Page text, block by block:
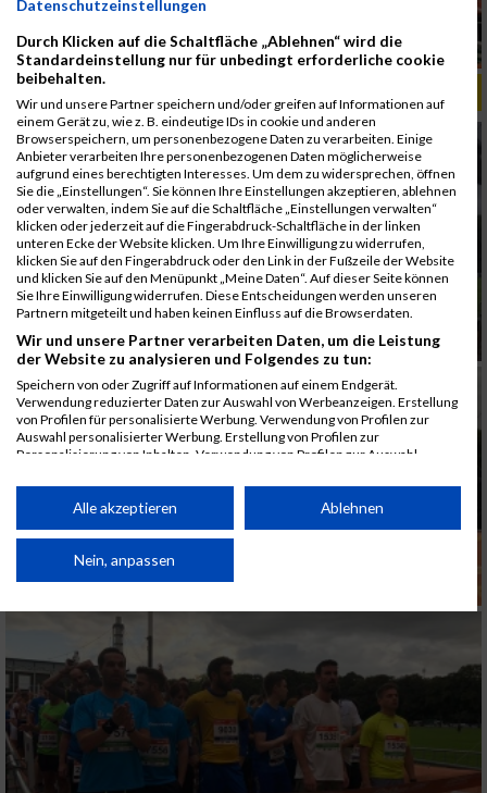
Datenschutzeinstellungen
Durch Klicken auf die Schaltfläche „Ablehnen“ wird die
Standardeinstellung nur für unbedingt erforderliche cookie
beibehalten.
Wir und unsere Partner speichern und/oder greifen auf Informationen auf
einem Gerät zu, wie z. B. eindeutige IDs in cookie und anderen
Browserspeichern, um personenbezogene Daten zu verarbeiten. Einige
Anbieter verarbeiten Ihre personenbezogenen Daten möglicherweise
aufgrund eines berechtigten Interesses. Um dem zu widersprechen, öffnen
Sie die „Einstellungen“. Sie können Ihre Einstellungen akzeptieren, ablehnen
oder verwalten, indem Sie auf die Schaltfläche „Einstellungen verwalten“
klicken oder jederzeit auf die Fingerabdruck-Schaltfläche in der linken
unteren Ecke der Website klicken. Um Ihre Einwilligung zu widerrufen,
klicken Sie auf den Fingerabdruck oder den Link in der Fußzeile der Website
und klicken Sie auf den Menüpunkt „Meine Daten“. Auf dieser Seite können
Sie Ihre Einwilligung widerrufen. Diese Entscheidungen werden unseren
Partnern mitgeteilt und haben keinen Einfluss auf die Browserdaten.
Wir und unsere Partner verarbeiten Daten, um die Leistung
der Website zu analysieren und Folgendes zu tun:
Speichern von oder Zugriff auf Informationen auf einem Endgerät.
Verwendung reduzierter Daten zur Auswahl von Werbeanzeigen. Erstellung
von Profilen für personalisierte Werbung. Verwendung von Profilen zur
Auswahl personalisierter Werbung. Erstellung von Profilen zur
Personalisierung von Inhalten. Verwendung von Profilen zur Auswahl
Performance von Inhalten. Analyse von Zielgruppen durch Statistiken oder
Kombinationen von Daten aus verschiedenen Quellen. Entwicklung und
von Inhalten.
Daten können außerhalb der Europäischen Union weitergegeben und in die
Partnerliste anzeigen (1 IAB-Anbieter)
Wir nutzen Ihre Daten für folgende Zwecke:
IAB-Verarbeitungszwecke:
Speichern von oder Zugriff auf Informationen
auf einem Endgerät
Alle akzeptieren Ablehnen
Nein, anpassen